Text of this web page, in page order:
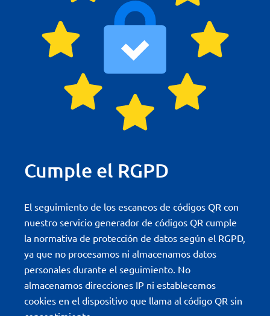
Cumple el RGPD
El seguimiento de los escaneos de códigos QR con
nuestro servicio generador de códigos QR cumple
la normativa de protección de datos según el RGPD,
ya que no procesamos ni almacenamos datos
personales durante el seguimiento. No
almacenamos direcciones IP ni establecemos
cookies en el dispositivo que llama al código QR sin